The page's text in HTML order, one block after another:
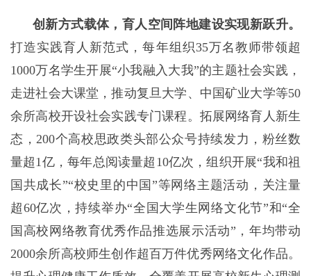
创新方式载体，育人空间阵地建设实现新跃升。
打造实践育人新范式，每年组织35万名教师带领超
1000万名学生开展“小我融入大我”的主题社会实践，
走进社会大课堂，推动复旦大学、中国矿业大学等50
余所高校开设社会实践专门课程。拓展网络育人新生
态，200个高校思政类头部公众号持续发力，粉丝数
量超1亿，每年总阅读量超10亿次，组织开展“我和祖
国共成长”“校史里的中国”等网络主题活动，关注量
超60亿次，持续举办“全国大学生网络文化节”和“全
国高校网络教育优秀作品推选展示活动”，年均带动
2000余所高校师生创作超百万件优秀网络文化作品。